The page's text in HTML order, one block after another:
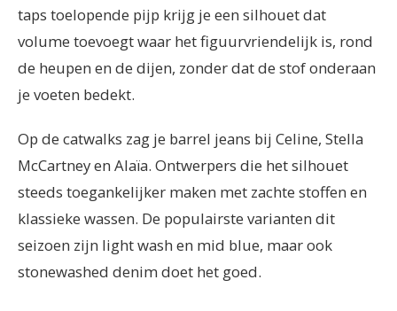
taps toelopende pijp krijg je een silhouet dat
volume toevoegt waar het figuurvriendelijk is, rond
de heupen en de dijen, zonder dat de stof onderaan
je voeten bedekt.
Op de catwalks zag je barrel jeans bij Celine, Stella
McCartney en Alaïa. Ontwerpers die het silhouet
steeds toegankelijker maken met zachte stoffen en
klassieke wassen. De populairste varianten dit
seizoen zijn light wash en mid blue, maar ook
stonewashed denim doet het goed.